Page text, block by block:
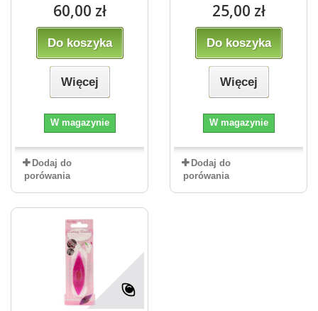
60,00 zł
Do koszyka
Więcej
W magazynie
Dodaj do
porówania
25,00 zł
Do koszyka
Więcej
W magazynie
Dodaj do
porówania